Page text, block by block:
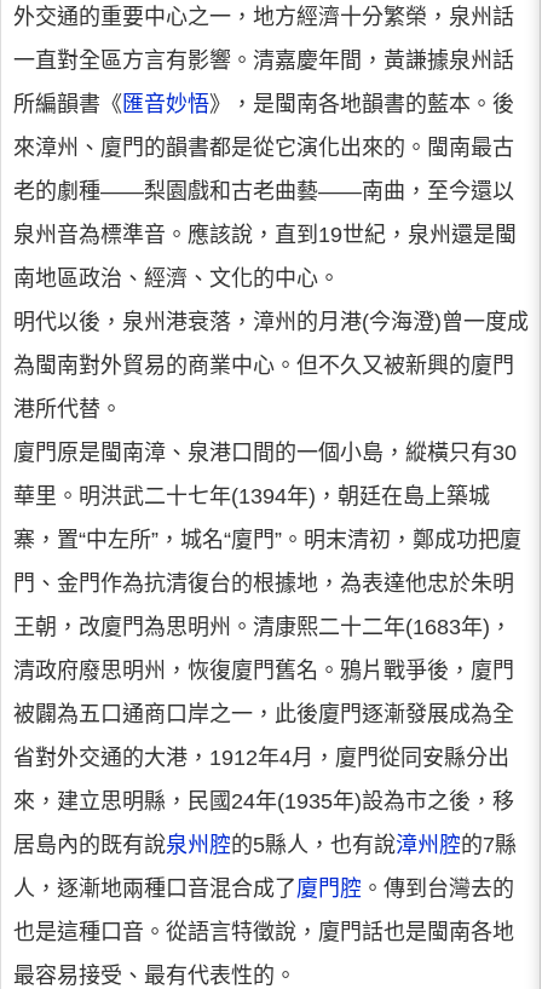
外交通的重要中心之一，地方經濟十分繁榮，泉州話
一直對全區方言有影響。清嘉慶年間，黃謙據泉州話
所編韻書《 匯音妙悟》，是閩南各地韻書的藍本。後
來漳州、廈門的韻書都是從它演化出來的。閩南最古
老的劇種——梨園戲和古老曲藝——南曲，至今還以
泉州音為標準音。應該說，直到19世紀，泉州還是閩
南地區政治、經濟、文化的中心。
明代以後，泉州港衰落，漳州的月港(今海澄)曾一度成
為閩南對外貿易的商業中心。但不久又被新興的廈門
港所代替。
廈門原是閩南漳、泉港口間的一個小島，縱橫只有30
華里。明洪武二十七年(1394年)，朝廷在島上築城
寨，置“中左所”，城名“廈門”。明末清初，鄭成功把廈
門、金門作為抗清復台的根據地，為表達他忠於朱明
王朝，改廈門為思明州。清康熙二十二年(1683年)，
清政府廢思明州，恢復廈門舊名。鴉片戰爭後，廈門
被闢為五口通商口岸之一，此後廈門逐漸發展成為全
省對外交通的大港，1912年4月，廈門從同安縣分出
來，建立思明縣，民國24年(1935年)設為市之後，移
居島內的既有說泉州腔的5縣人，也有說漳州腔的7縣
人，逐漸地兩種口音混合成了廈門腔 。傳到台灣去的
也是這種口音。從語言特徵說，廈門話也是閩南各地
最容易接受、最有代表性的。